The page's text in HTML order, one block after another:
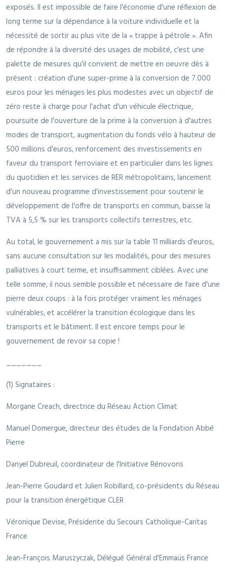
exposés. Il est impossible de faire l'économie d'une réflexion de
long terme sur la dépendance à la voiture individuelle et la
nécessité de sortir au plus vite de la « trappe à pétrole ». Afin
de répondre à la diversité des usages de mobilité, c'est une
palette de mesures qu'il convient de mettre en oeuvre dès à
présent : création d'une super-prime à la conversion de 7.000
euros pour les ménages les plus modestes avec un objectif de
zéro reste à charge pour l'achat d'un véhicule électrique,
poursuite de l'ouverture de la prime à la conversion à d'autres
modes de transport, augmentation du fonds vélo à hauteur de
500 millions d'euros, renforcement des investissements en
faveur du transport ferroviaire et en particulier dans les lignes
du quotidien et les services de RER métropolitains, lancement
d'un nouveau programme d'investissement pour soutenir le
développement de l'offre de transports en commun, baisse la
TVA à 5,5 % sur les transports collectifs terrestres, etc.
Au total, le gouvernement a mis sur la table 11 milliards d'euros,
sans aucune consultation sur les modalités, pour des mesures
palliatives à court terme, et insuffisamment ciblées. Avec une
telle somme, il nous semble possible et nécessaire de faire d'une
pierre deux coups : à la fois protéger vraiment les ménages
vulnérables, et accélérer la transition écologique dans les
transports et le bâtiment. Il est encore temps pour le
gouvernement de revoir sa copie !
_______
(1) Signataires :
Morgane Creach, directrice du Réseau Action Climat
Manuel Domergue, directeur des études de la Fondation Abbé
Pierre
Danyel Dubreuil, coordinateur de l'Initiative Rénovons
Jean-Pierre Goudard et Julien Robillard, co-présidents du Réseau
pour la transition énergétique CLER
Véronique Devise, Présidente du Secours Catholique-Caritas
France
Jean-François Maruszyczak, Délégué Général d'Emmaüs France